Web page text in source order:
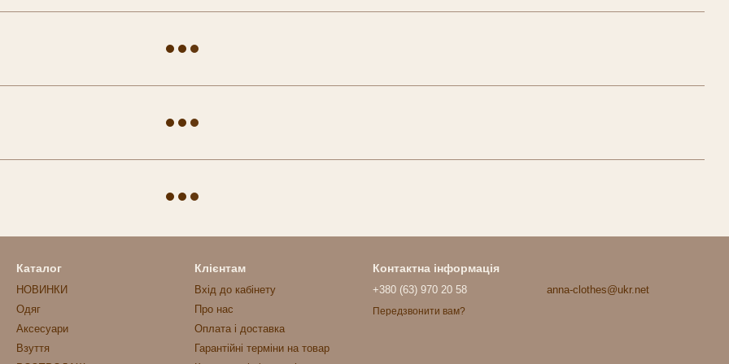
Каталог
НОВИНКИ
Одяг
Аксесуари
Взуття
Клієнтам
Вхід до кабінету
Про нас
Оплата і доставка
Гарантійні терміни на товар
Контактна інформація
+380 (63) 970 20 58
Передзвонити вам?
anna-clothes@ukr.net